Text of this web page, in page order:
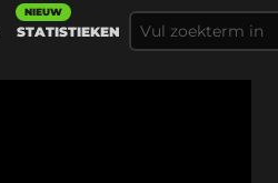
STATISTIEKEN
NIEUW